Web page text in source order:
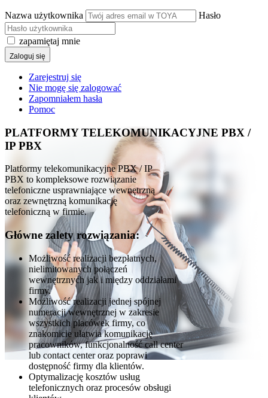
Nazwa użytkownika Hasło
zapamiętaj mnie
Zaloguj się
Zarejestruj się
Nie mogę się zalogować
Zapomniałem hasła
Pomoc
PLATFORMY TELEKOMUNIKACYJNE PBX /
IP PBX
Platformy telekomunikacyjne PBX / IP
PBX to kompleksowe rozwiązanie
telefoniczne usprawniające wewnętrzną
oraz zewnętrzną komunikację
telefoniczną w firmie.
Główne zalety rozwiązania:
Możliwość realizacji bezpłatnych,
nielimitowanych połączeń
wewnętrznych jak i między oddziałami
firmy.
Możliwość realizacji jednej spójnej
numeracji wewnętrznej w zakresie
wszystkich placówek firmy, co
znakomicie ułatwia komunikację
pracowników, funkcjonalność call center
lub contact center oraz poprawi
dostępność firmy dla klientów.
Optymalizację kosztów usług
telefonicznych oraz procesów obsługi